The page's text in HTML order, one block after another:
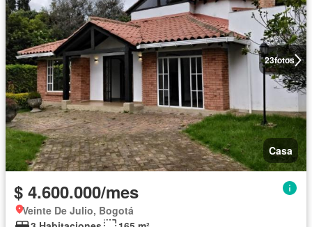
23fotos
Casa
$ 4.600.000/mes
Veinte De Julio, Bogotá